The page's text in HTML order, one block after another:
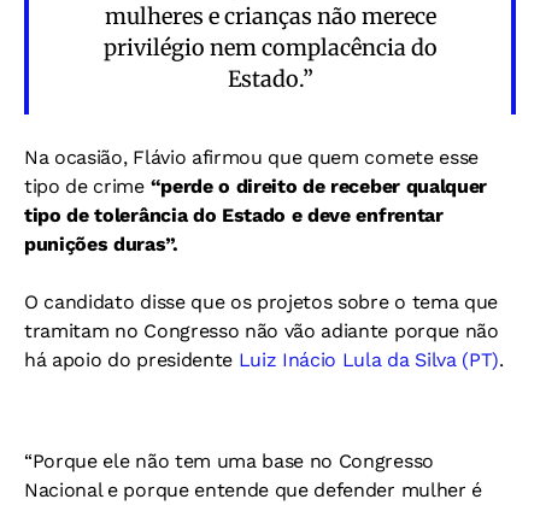
mulheres e crianças não merece
privilégio nem complacência do
Estado.”
Na ocasião, Flávio afirmou que quem comete esse
tipo de crime “perde o direito de receber qualquer
tipo de tolerância do Estado e deve enfrentar
punições duras”.
O candidato disse que os projetos sobre o tema que
tramitam no Congresso não vão adiante porque não
há apoio do presidente Luiz Inácio Lula da Silva (PT).
“Porque ele não tem uma base no Congresso
Nacional e porque entende que defender mulher é